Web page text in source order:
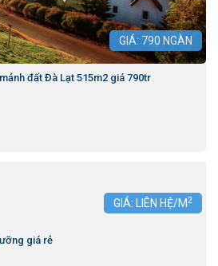
GIÁ: 790 NGÀN
đất Đà Lạt 515m2 giá 790tr
GIÁ: LIÊN HỆ/M2
giá rẻ